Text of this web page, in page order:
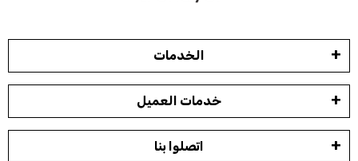
الخدمات
خدمات العميل
اتصلوا بنا